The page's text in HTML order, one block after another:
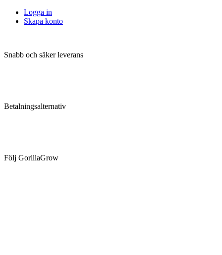
Logga in
Skapa konto
Snabb och säker leverans
Betalningsalternativ
Följ GorillaGrow